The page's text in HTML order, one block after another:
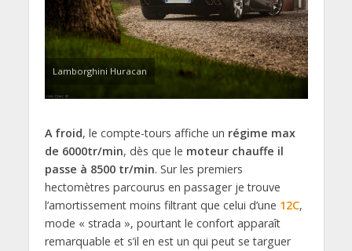
Lamborghini Huracan
A froid, le compte-tours affiche un régime max
de 6000tr/min, dès que le moteur chauffe il
passe à 8500 tr/min. Sur les premiers
hectomètres parcourus en passager je trouve
l’amortissement moins filtrant que celui d’une 12C,
mode « strada », pourtant le confort apparaît
remarquable et s’il en est un qui peut se targuer